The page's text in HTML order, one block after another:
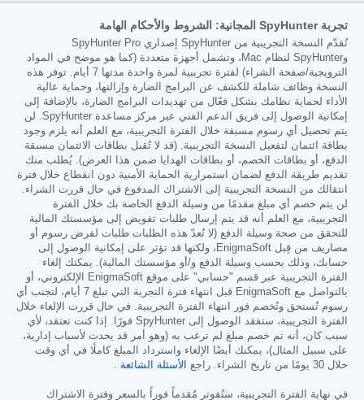
تجربة SpyHunter المجانية: الشروط والأحكام الهامة
تُقدّم النسخة التجريبية من SpyHunter إصداري SpyHunter Pro
وSpyHunter لنظام Mac، وتشمل أجهزة متعددة (كما هو موضح في المواد
الترويجية/صفحة الشراء) لفترة تجريبية لمرة واحدة مدتها 7 أيام. توفر هذه
النسخة وظائف شاملة للكشف عن البرامج الضارة وإزالتها، وحماية عالية
الأداء لحماية نظامك بشكل فعّال من تهديدات البرامج الضارة، بالإضافة إلى
إمكانية الوصول إلى فريق الدعم الفني عبر مركز مساعدة SpyHunter. لن
يتم تحصيل أي رسوم مسبقة خلال الفترة التجريبية، مع العلم أنه يلزم وجود
بطاقة ائتمان لتفعيل النسخة التجريبية. (قد لا تُقبل بطاقات الائتمان مسبقة
الدفع، أو بطاقات الخصم، أو بطاقات الهدايا ضمن هذا العرض). يُطلب منك
تقديم طريقة الدفع لضمان استمرارية الحماية الأمنية دون انقطاع خلال فترة
انتقالك من النسخة التجريبية إلى الاشتراك المدفوع في حال قررت الشراء.
لن يتم خصم أي مبلغ مقدمًا من وسيلة الدفع الخاصة بك خلال الفترة
التجريبية، مع العلم أنه قد يتم إرسال طلبات تفويض إلى مؤسستك المالية
للتحقق من صحة وسيلة الدفع (لا تُعدّ هذه الطلبات طلبات لفرض رسوم أو
مصاريف من قِبل EnigmaSoft، ولكنها قد تؤثر على إمكانية الوصول إلى
حسابك، وذلك بحسب وسيلة الدفع و/أو مؤسستك المالية). يمكنك إلغاء
الفترة التجريبية عبر قسم "حسابي" على موقع EnigmaSoft الإلكتروني، أو
بالتواصل مع EnigmaSoft قبل انتهاء فترة التجربة التي تبلغ 7 أيام، لتجنب أي
رسوم تُستحق وتُخصم فور انتهاء الفترة التجريبية. في حال قررت الإلغاء خلال
الفترة التجريبية، ستفقد الوصول إلى SpyHunter فورًا. إذا كنت تعتقد، لأي
سبب كان، أنه تم خصم مبلغ لم ترغب به (وهو أمر قد يحدث لأسباب إدارية،
على سبيل المثال)، يمكنك أيضًا الإلغاء واسترداد المبلغ كاملًا في أي وقت
خلال 30 يومًا من تاريخ الشراء. راجع
الأسئلة الشائعة .
في نهاية الفترة التجريبية، ستُفوتر مُقدماً فوراً بالسعر وفترة الاشتراك